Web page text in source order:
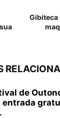
Gibiteca
de
entrada